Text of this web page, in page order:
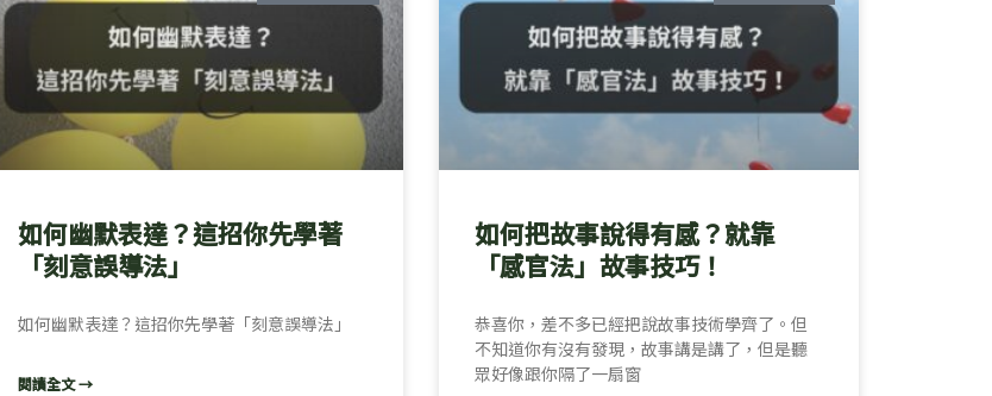
如何幽默表達？這招你先學著
「刻意誤導法」
如何幽默表達？這招你先學著「刻意誤導法」
閱讀全文 →
如何把故事說得有感？就靠
「感官法」故事技巧！
恭喜你，差不多已經把說故事技術學齊了。但
不知道你有沒有發現，故事講是講了，但是聽
眾好像跟你隔了一扇窗